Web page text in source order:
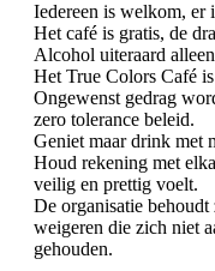
Iedereen is welkom, er
Het café is gratis, de
Alcohol uiteraard
Het True Colors Café
Ongewenst gedrag
zero tolerance beleid.
Geniet maar drink met
Houd rekening met
veilig en prettig voelt.
De organisatie
weigeren die zich niet
gehouden.